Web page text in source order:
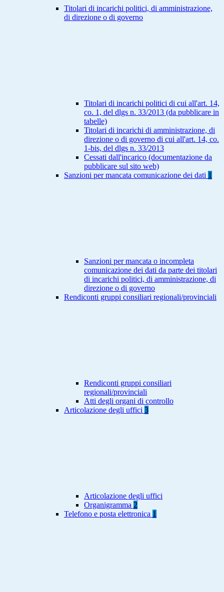
Titolari di incarichi politici, di amministrazione,
di direzione o di governo
Titolari di incarichi politici di cui all'art. 14,
co. 1, del dlgs n. 33/2013 (da pubblicare in
tabelle)
Titolari di incarichi di amministrazione, di
direzione o di governo di cui all'art. 14, co.
1-bis, del dlgs n. 33/2013
Cessati dall'incarico (documentazione da
pubblicare sul sito web)
Sanzioni per mancata comunicazione dei dati 1
Sanzioni per mancata o incompleta
comunicazione dei dati da parte dei titolari
di incarichi politici, di amministrazione, di
direzione o di governo
Rendiconti gruppi consiliari regionali/provinciali
Rendiconti gruppi consiliari
regionali/provinciali
Atti degli organi di controllo
Articolazione degli uffici 3
Articolazione degli uffici
Organigramma 2
Telefono e posta elettronica 1